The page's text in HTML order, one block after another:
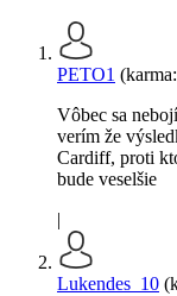
PETO1
Vôbec sa
verím že
Cardiff, proti
bude veselšie
|
Lukendes_10